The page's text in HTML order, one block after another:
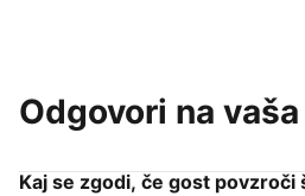
Odgovori na
Kaj se zgodi, če gost povzroči